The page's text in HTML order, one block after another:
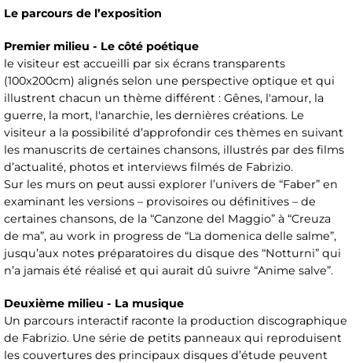
Le parcours de l’exposition
Premier milieu - Le côté poétique
le visiteur est accueilli par six écrans transparents
(100x200cm) alignés selon une perspective optique et qui
illustrent chacun un thème différent : Gênes, l'amour, la
guerre, la mort, l'anarchie, les dernières créations. Le
visiteur a la possibilité d’approfondir ces thèmes en suivant
les manuscrits de certaines chansons, illustrés par des films
d’actualité, photos et interviews filmés de Fabrizio.
Sur les murs on peut aussi explorer l’univers de “Faber” en
examinant les versions – provisoires ou définitives – de
certaines chansons, de la “Canzone del Maggio” à “Creuza
de ma”, au work in progress de “La domenica delle salme”,
jusqu’aux notes préparatoires du disque des “Notturni” qui
n’a jamais été réalisé et qui aurait dû suivre “Anime salve”.
Deuxième milieu - La musique
Un parcours interactif raconte la production discographique
de Fabrizio. Une série de petits panneaux qui reproduisent
les couvertures des principaux disques d’étude peuvent